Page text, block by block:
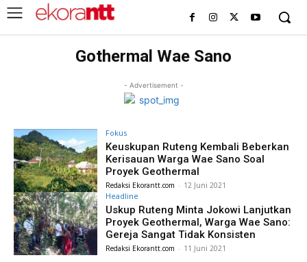
Gothermal Wae Sano
- Advertisement -
Fokus
Keuskupan Ruteng Kembali Beberkan
Kerisauan Warga Wae Sano Soal
Proyek Geothermal
Redaksi Ekorantt.com - 12 Juni 2021
Headline
Uskup Ruteng Minta Jokowi Lanjutkan
Proyek Geothermal, Warga Wae Sano:
Gereja Sangat Tidak Konsisten
Redaksi Ekorantt.com - 11 Juni 2021